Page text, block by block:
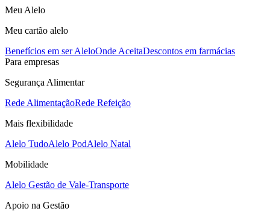
Meu Alelo
Meu cartão alelo
Benefícios em ser AleloOnde AceitaDescontos em farmácias
Para empresas
Segurança Alimentar
Rede AlimentaçãoRede Refeição
Mais flexibilidade
Alelo TudoAlelo PodAlelo Natal
Mobilidade
Alelo Gestão de Vale-Transporte
Apoio na Gestão